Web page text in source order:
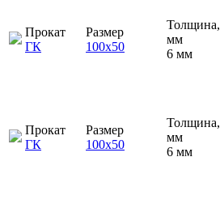
Прокат
ГК
Размер
100х50
Толщина,
мм
6 мм
Прокат
ГК
Размер
100х50
Толщина,
мм
6 мм